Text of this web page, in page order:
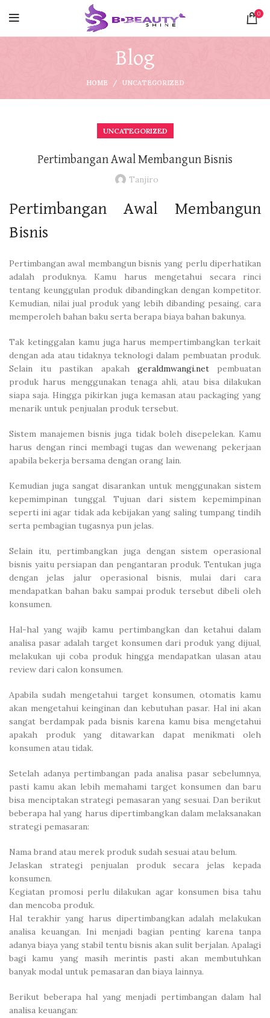
0
Blog
HOME UNCATEGORIZED
UNCATEGORIZED
Pertimbangan Awal Membangun Bisnis
Tanjiro
Pertimbangan Awal Membangun
Bisnis
Pertimbangan awal membangun bisnis yang perlu diperhatikan
adalah produknya. Kamu harus mengetahui secara rinci
tentang keunggulan produk dibandingkan dengan kompetitor.
Kemudian, nilai jual produk yang lebih dibanding pesaing, cara
memperoleh bahan baku serta berapa biaya bahan bakunya.
Tak ketinggalan kamu juga harus mempertimbangkan terkait
dengan ada atau tidaknya teknologi dalam pembuatan produk.
Selain itu pastikan apakah geraldmwangi.netpembuatan
produk harus menggunakan tenaga ahli, atau bisa dilakukan
siapa saja. Hingga pikirkan juga kemasan atau packaging yang
menarik untuk penjualan produk tersebut.
Sistem manajemen bisnis juga tidak boleh disepelekan. Kamu
harus dengan rinci membagi tugas dan wewenang pekerjaan
apabila bekerja bersama dengan orang lain.
Kemudian juga sangat disarankan untuk menggunakan sistem
kepemimpinan tunggal. Tujuan dari sistem kepemimpinan
seperti ini agar tidak ada kebijakan yang saling tumpang tindih
serta pembagian tugasnya pun jelas.
Selain itu, pertimbangkan juga dengan sistem operasional
bisnis yaitu persiapan dan pengantaran produk. Tentukan juga
dengan jelas jalur operasional bisnis, mulai dari cara
mendapatkan bahan baku sampai produk tersebut dibeli oleh
konsumen.
Hal-hal yang wajib kamu pertimbangkan dan ketahui dalam
analisa pasar adalah target konsumen dari produk yang dijual,
melakukan uji coba produk hingga mendapatkan ulasan atau
review dari calon konsumen.
Apabila sudah mengetahui target konsumen, otomatis kamu
akan mengetahui keinginan dan kebutuhan pasar. Hal ini akan
sangat berdampak pada bisnis karena kamu bisa mengetahui
apakah produk yang ditawarkan dapat menikmati oleh
konsumen atau tidak.
Setelah adanya pertimbangan pada analisa pasar sebelumnya,
pasti kamu akan lebih memahami target konsumen dan baru
bisa menciptakan strategi pemasaran yang sesuai. Dan berikut
beberapa hal yang harus dipertimbangkan dalam melaksanakan
strategi pemasaran:
Nama brand atau merek produk sudah sesuai atau belum.
Jelaskan strategi penjualan produk secara jelas kepada
konsumen.
Kegiatan promosi perlu dilakukan agar konsumen bisa tahu
dan mencoba produk.
Hal terakhir yang harus dipertimbangkan adalah melakukan
analisa keuangan. Ini menjadi bagian penting karena tanpa
adanya biaya yang stabil tentu bisnis akan sulit berjalan. Apalagi
bagi kamu yang masih merintis pasti akan membutuhkan
banyak modal untuk pemasaran dan biaya lainnya.
Berikut beberapa hal yang menjadi pertimbangan dalam hal
analisa keuangan: